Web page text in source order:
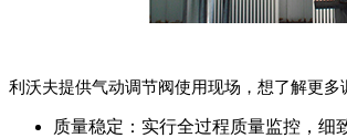
利沃夫提供气动调节阀使用现场，想了解更多
质量稳定：实行全过程质量监控，细